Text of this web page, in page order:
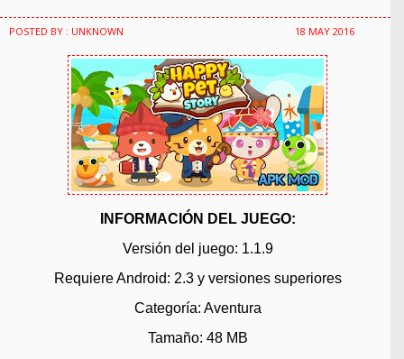
POSTED BY : UNKNOWN 18 MAY 2016
INFORMACIÓN DEL JUEGO:
Versión del juego: 1.1.9
Requiere Android: 2.3 y versiones superiores
Categoría: Aventura
Tamaño: 48 MB